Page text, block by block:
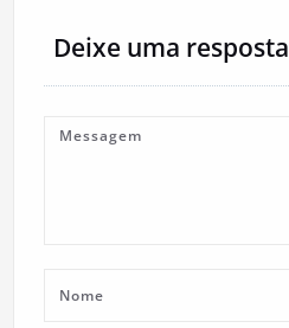
Deixe uma resposta